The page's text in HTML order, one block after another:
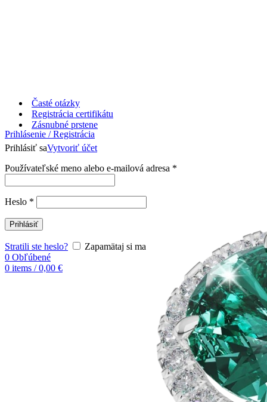
Časté otázky
Registrácia certifikátu
Prihlásenie / Registrácia
Prihlásiť saVytvoriť účet
Používateľské meno alebo e-mailová adresa *
Heslo *
Prihlásiť
Stratili ste heslo?
Zapamätaj si ma
0 Obľúbené
0 items / 0,00 €
Zásnubné prstene